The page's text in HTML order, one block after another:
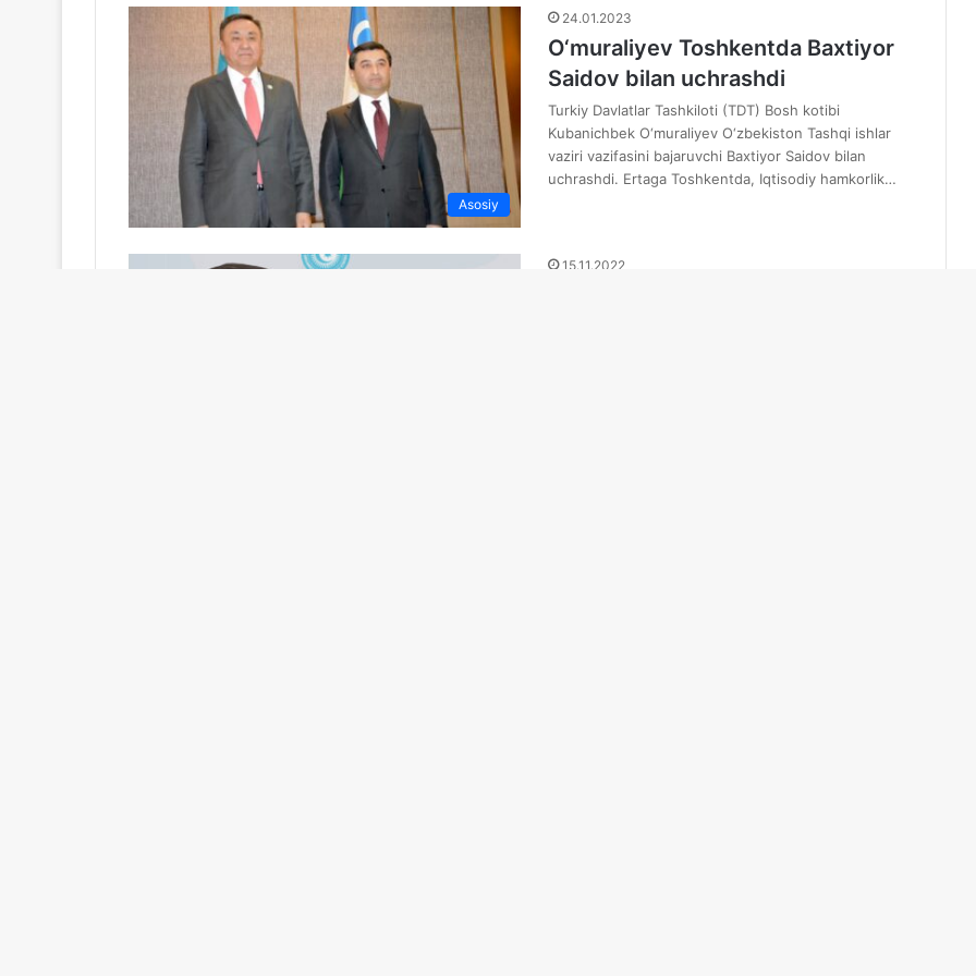
Asosiy
24.01.2023
O‘muraliyev Toshkentda Baxtiyor
Saidov bilan uchrashdi
Turkiy Davlatlar Tashkiloti (TDT) Bosh kotibi
Kubanichbek O‘muraliyev O‘zbekiston Tashqi ishlar
vaziri vazifasini bajaruvchi Baxtiyor Saidov bilan
uchrashdi. Ertaga Toshkentda, Iqtisodiy hamkorlik…
15.11.2022